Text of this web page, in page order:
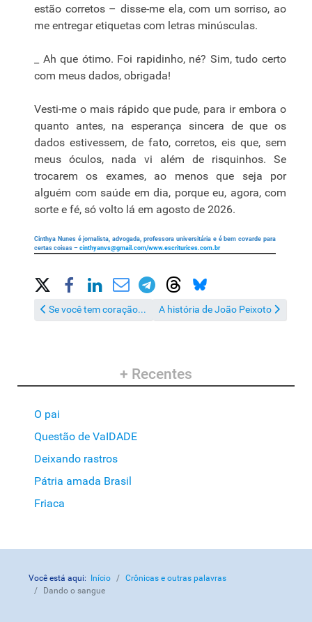
estão corretos – disse-me ela, com um sorriso, ao
me entregar etiquetas com letras minúsculas.
_ Ah que ótimo. Foi rapidinho, né? Sim, tudo certo
com meus dados, obrigada!
Vesti-me o mais rápido que pude, para ir embora o
quanto antes, na esperança sincera de que os
dados estivessem, de fato, corretos, eis que, sem
meus óculos, nada vi além de risquinhos. Se
trocarem os exames, ao menos que seja por
alguém com saúde em dia, porque eu, agora, com
sorte e fé, só volto lá em agosto de 2026.
Cinthya Nunes é jornalista, advogada, professora universitária e é bem covarde para
certas coisas – cinthyanvs@gmail.com/www.escriturices.com.br
Share on Social Media
Artigo anterior: Se você tem coração...
Se você tem coração... Próximo artigo: A história de João
A história de João Peixoto
+ Recentes
O pai
Questão de VaIDADE
Deixando rastros
Pátria amada Brasil
Friaca
Você está aqui: Início
Crônicas e outras palavras
Dando o sangue